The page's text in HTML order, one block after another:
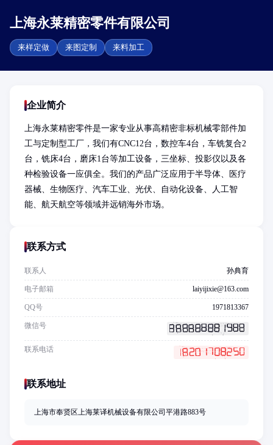
上海永莱精密零件有限公司
来样定做 来图定制 来料加工
企业简介
上海永莱精密零件是一家专业从事高精密非标机械零部件加
工与定制型工厂，我们有CNC12台，数控车4台，车铣复合2
台，铣床4台，磨床1台等加工设备，三坐标、投影仪以及各
种检验设备一应俱全。我们的产品广泛应用于半导体、医疗
器械、生物医疗、汽车工业、光伏、自动化设备、人工智
能、航天航空等领域并远销海外市场。
联系方式
联系人 孙典育
电子邮箱 laiyijixie@163.com
QQ号 1971813367
微信号
联系电话
联系地址
上海市奉贤区上海莱译机械设备有限公司平港路883号